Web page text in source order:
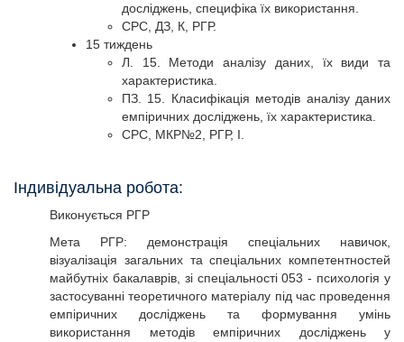
досліджень, специфіка їх використання.
СРС, ДЗ, К, РГР.
15 тиждень
Л. 15. Методи аналізу даних, їх види та
характеристика.
ПЗ. 15. Класифікація методів аналізу даних
емпіричних досліджень, їх характеристика.
СРС, МКР№2, РГР, І.
Індивідуальна робота:
Виконується РГР
Мета РГР: демонстрація спеціальних навичок,
візуалізація загальних та спеціальних компетентностей
майбутніх бакалаврів, зі спеціальності 053 - психологія у
застосуванні теоретичного матеріалу під час проведення
емпіричних досліджень та формування умінь
використання методів емпіричних досліджень у